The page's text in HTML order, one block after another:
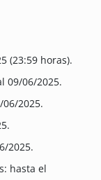
(23:59 horas).
09/06/2025.
2025.
2025.
hasta el